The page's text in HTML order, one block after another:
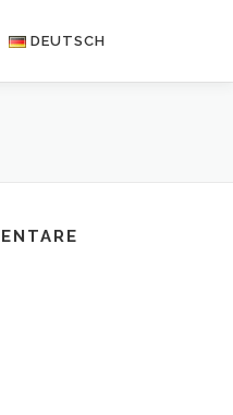
DEUTSCH